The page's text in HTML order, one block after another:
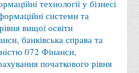
та торговельного
справи
технології у бізнесі
системи та
вищої освіти
банківська справа та
072 Фінанси,
початкового рівня